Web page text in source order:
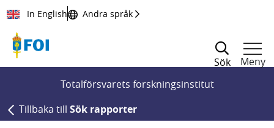
Till innehållet
In English Andra språk
Sök
Meny
Totalförsvarets forskningsinstitut
Tillbaka till Sök rapporter